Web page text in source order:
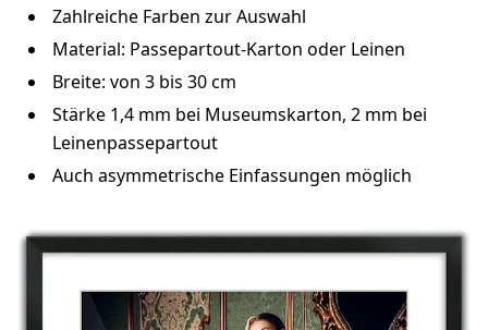
Zahlreiche Farben zur Auswahl
Material: Passepartout-Karton oder Leinen
Breite: von 3 bis 30 cm
Stärke 1,4 mm bei Museumskarton, 2 mm bei
Leinenpassepartout
Auch asymmetrische Einfassungen möglich